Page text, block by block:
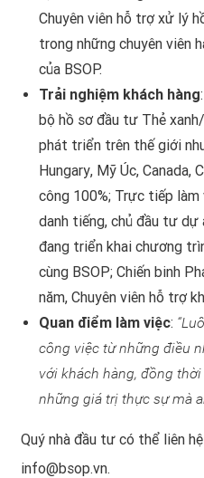
Chuyên viên hỗ trợ xử lý
trong những chuyên viên
của BSOP.
Trải nghiệm khách hàng
bộ hồ sơ đầu tư Thẻ
phát triển trên thế giới
Hungary, Mỹ Úc, Canada,
công 100%; Trực tiếp
danh tiếng, chủ đầu tư dự
đang triển khai chương
cùng BSOP; Chiến binh
năm, Chuyên viên hỗ trợ
Quan điểm làm việc: “
công việc từnhững điều
với khách hàng, đồng
những giá trị thực sự mà
Quý nhà đầu tư có thể liên
info@bsop.vn.